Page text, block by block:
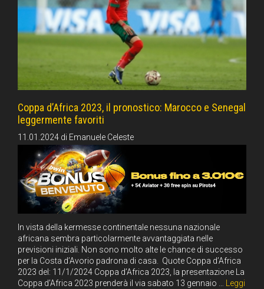
Coppa d’Africa 2023, il pronostico: Marocco e Senegal
leggermente favoriti
11.01.2024 di Emanuele Celeste
In vista della kermesse continentale nessuna nazionale
africana sembra particolarmente avvantaggiata nelle
previsioni iniziali. Non sono molto alte le chance di successo
per la Costa d’Avorio padrona di casa. Quote Coppa d’Africa
2023 del: 11/1/2024 Coppa d’Africa 2023, la presentazione La
Coppa d’Africa 2023 prenderà il via sabato 13 gennaio …
Leggi